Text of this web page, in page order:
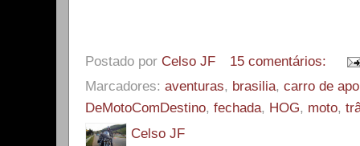
Postado por Celso JF
15 comentários:
Marcadores: aventuras, brasilia, carro de
DeMotoComDestino, fechada, HOG, moto,
Celso JF